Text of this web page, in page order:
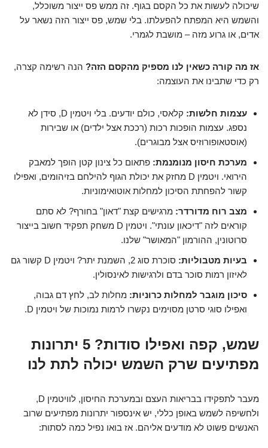
שיכולה לעשות את כל הקסם בגוף. זה ממש פס ייצור משוכלל,
והשמש היא המפתח להפעלתו. בלי שמש, פס ייצור הזה נשאר על
אדים, או גרוע מזה – מושבת לגמרי.
אז מה קורה כשאין לנו מספיק מהקסם הזה? הנה רשימה קצרה,
רק כדי שתבינו את העוצמה:
עצמות חלשות:
קלאסי, כולם יודעים. בלי ויטמין D, סידן לא
נספג. עצמות הופכות רכות (רככת אצל ילדים) או שבירות
(אוסטאופורוזיס אצל מבוגרים).
מערכת חיסון מנומנמת: פתאום כל צינון קטן הופך למאבק
הירואי. ויטמין D מחזק את יכולת הגוף להילחם בזיהומים, ואפילו
קשור להפחתת הסיכון למחלות אוטואימוניות.
מצב רוח מדורדר: מרגישים קצת "דאון" בחורף? לא סתם
קוראים לזה "דיכאון עונתי". ויטמין D משחק תפקיד חשוב בייצור
סרוטונין, ההורמון "המאושר" שלנו.
בעיות מטבוליות:
סוכרת סוג 2, השמנת יתר? ויטמין D קשור גם
לאיזון רמות סוכר בדם ולרגישות לאינסולין.
סיכון מוגבר למחלות כרוניות: מחלות לב, לחץ דם גבוה,
ואפילו סוגי סרטן מסוימים נקשרו לרמות נמוכות של ויטמין D.
שמש, קפה ואפילו סודות? 5 יתרונות
מפתיעים שרק השמש יכולה לתת לנו
מעבר לתפקידו בבריאות העצם ובמערכת החיסון, לוויטמין D,
ולחשיפה לשמש באופן כללי, יש אינספור יתרונות מפתיעים שרוב
האנשים פשוט לא מודעים אליהם. אז בואו נפיל כמה לסתות: